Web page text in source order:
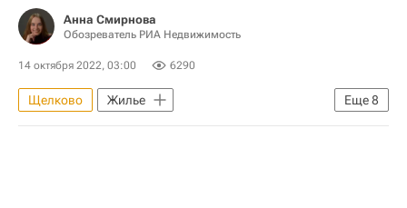
Социальная инфраструктура
Медучреждения
Анна Смирнова
Обозреватель РИА Недвижимость
14 октября 2022, 03:00 6290
Еще8
Щелково
Жилье
Частичная мобилизация в России